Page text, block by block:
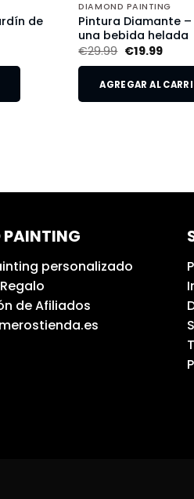
de
DIAMOND PAINTING
Pintura Diamante –
una bebida helada
€29.99 €19.99
AGREGAR AL
personalizado
de Afiliados